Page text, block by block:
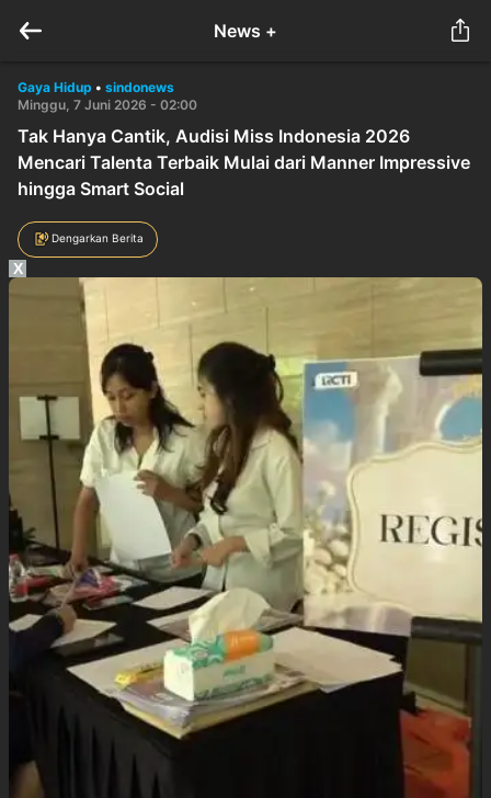
News +
Gaya Hidup • sindonews
Minggu, 7 Juni 2026 - 02:00
Tak Hanya Cantik, Audisi Miss Indonesia 2026
Mencari Talenta Terbaik Mulai dari Manner Impressive
hingga Smart Social
Dengarkan Berita
X